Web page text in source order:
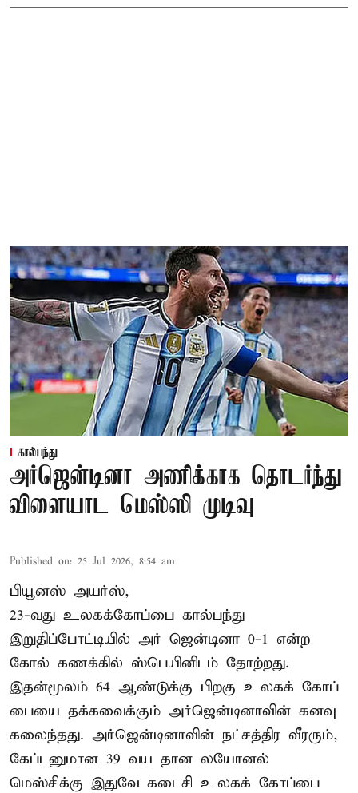
கால்பந்து
அர்ஜென்டினா அணிக்காக தொடர்ந்து
விளையாட மெஸ்ஸி முடிவு
Published on: 25 Jul 2026, 8:54 am
பியூனஸ் அயர்ஸ்,
23-வது உலகக்கோப்பை கால்பந்து
இறுதிப்போட்டியில் அர் ஜென்டினா 0-1 என்ற
கோல் கணக்கில் ஸ்பெயினிடம் தோற்றது.
இதன்மூலம் 64 ஆண்டுக்கு பிறகு உலகக் கோப்
பையை தக்கவைக்கும் அர்ஜென்டினாவின் கனவு
கலைந்தது. அர்ஜென்டினாவின் நட்சத்திர வீரரும்,
கேப்டனுமான 39 வய தான லயோனல்
மெஸ்சிக்கு இதுவே கடைசி உலகக் கோப்பை